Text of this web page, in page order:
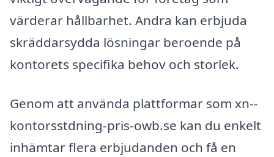
värderar hållbarhet. Andra kan erbjuda
skräddarsydda lösningar beroende på
kontorets specifika behov och storlek.
Genom att använda plattformar som xn--
kontorsstdning-pris-owb.se kan du enkelt
inhämtar flera erbjudanden och få en